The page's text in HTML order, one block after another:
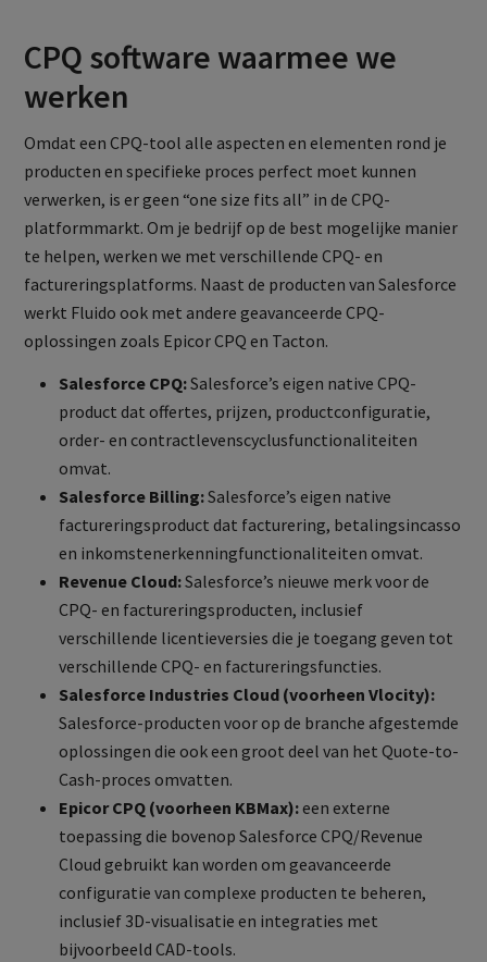
CPQ software waarmee we
werken
Omdat een CPQ-tool alle aspecten en elementen rond je
producten en specifieke proces perfect moet kunnen
verwerken, is er geen “one size fits all” in de CPQ-
platformmarkt. Om je bedrijf op de best mogelijke manier
te helpen, werken we met verschillende CPQ- en
factureringsplatforms. Naast de producten van Salesforce
werkt Fluido ook met andere geavanceerde CPQ-
oplossingen zoals Epicor CPQ en Tacton.
Salesforce CPQ:Salesforce’s eigen native CPQ-
product dat offertes, prijzen, productconfiguratie,
order- en contractlevenscyclusfunctionaliteiten
omvat.
Salesforce Billing:Salesforce’s eigen native
factureringsproduct dat facturering, betalingsincasso
en inkomstenerkenningfunctionaliteiten omvat.
Revenue Cloud:Salesforce’s nieuwe merk voor de
CPQ- en factureringsproducten, inclusief
verschillende licentieversies die je toegang geven tot
verschillende CPQ- en factureringsfuncties.
Salesforce Industries Cloud (voorheen Vlocity):
Salesforce-producten voor op de branche afgestemde
oplossingen die ook een groot deel van het Quote-to-
Cash-proces omvatten.
Epicor CPQ (voorheen KBMax):een externe
toepassing die bovenop Salesforce CPQ/Revenue
Cloud gebruikt kan worden om geavanceerde
configuratie van complexe producten te beheren,
inclusief 3D-visualisatie en integraties met
bijvoorbeeld CAD-tools.